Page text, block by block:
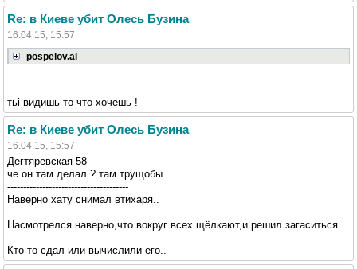
Re: в Киеве убит Олесь Бузина
16.04.15, 15:57
pospelov.al
тьі видишь то что хочешь !
Re: в Киеве убит Олесь Бузина
16.04.15, 15:57
Дегтяревская 58
че он там делал ? там трущобы
--------------------------------------
Наверно хату снимал втихаря..
Насмотрелся наверно,что вокруг всех щёлкают,и решил загаситься..
Кто-то сдал или вычислили его..